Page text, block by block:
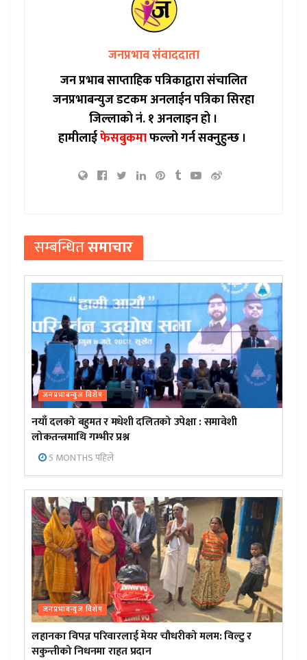
जनप्रभाव संवाददाता
जन प्रभाब साप्ताहिक पत्रिकाद्वारा संचालित
जनप्रभाबन्युज डटकम अनलाईन पत्रिका सिरहा
जिल्लाको नं. १ अनलाइन हो ।
हामीलाईफेसबुकमाफल्लो गर्न सक्नुहुन्छ ।
सम्बन्धितसमाचार
जनप्रभाबन्युज विशेष
नयाँ दलको बहुमत र मधेशी दलितको उपेक्षा : समावेशी
लोकतन्त्रमाथि गम्भीर प्रश्न
5 MONTHS पहिले
जनप्रभाबन्युज विशेष
लहानका विपन्न परिवारलाई मेयर चौधरीको मलम: विल्टु र
सकुन्तीको निधनमा राहत प्रदान